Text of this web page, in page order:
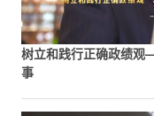
树立和践行正确政绩
事